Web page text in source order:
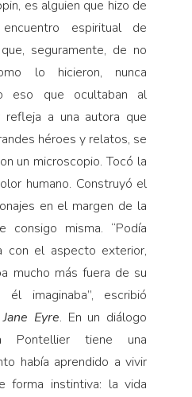
es alguien que hizo de
espiritual de
seguramente, de no
lo hicieron, nunca
eso que ocultaban al
refleja a una autora que
héroes y relatos, se
un microscopio. Tocó la
humano. Construyó el
en el margen de la
misma. “Podía
con el aspecto exterior,
mucho más fuera de su
imaginaba”, escribió
Jane Eyre. En un diálogo
Pontellier tiene una
había aprendido a vivir
forma instintiva: la vida